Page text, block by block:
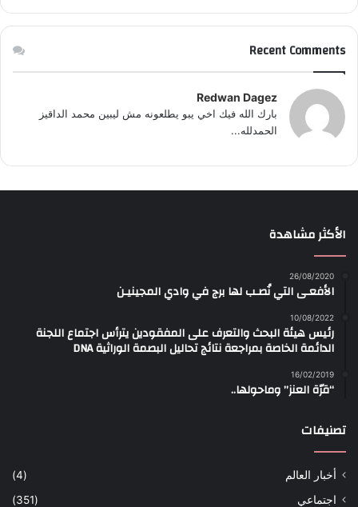
Recent Comments
Redwan Dagez
بارك الله فيك اخي يبو يطلعونه مش ليبين محمد الداقيز
الحمدلله...
الأكثر مشاهدة
26/08/2020
الأفعـى التي نُصـب لها برج في وادي المجينيـن
10/08/2022
رئيس هيئة البحث والتعرف على المفقودين يترأس اجتماع اللجنة
الدائمة الخاصة بمراجعة نتائج تحاليل البصمة الوراثية DNA
16/02/2019
“قرّة العنز” وماحولها..
تصنيفات
أخبار العالم
(4)
اجتماعي
(351)